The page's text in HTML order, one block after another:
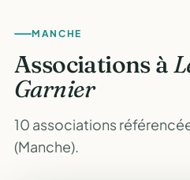
MANCHE
Associations à
Garnier
10 associations
(Manche).